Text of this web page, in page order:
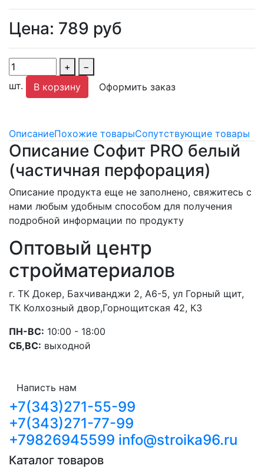
Цена: 789 руб
+
−
шт.
В корзину Оформить заказ
ОписаниеПохожие товарыСопутствующие товары
Описание Софит PRO белый
(частичная перфорация)
Описание продукта еще не заполнено, свяжитесь с
нами любым удобным способом для получения
подробной информации по продукту
Оптовый центр
стройматериалов
г. ТК Докер, Бахчиванджи 2, А6-5, ул Горный щит,
ТК Колхозный двор,Горнощитская 42, К3
ПН-ВС: 10:00 - 18:00
СБ,ВС: выходной
Написть нам
+7(343)271-55-99
+7(343)271-77-99
+79826945599 info@stroika96.ru
Каталог товаров